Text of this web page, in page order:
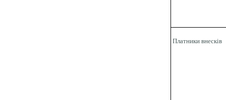
Платники внесків